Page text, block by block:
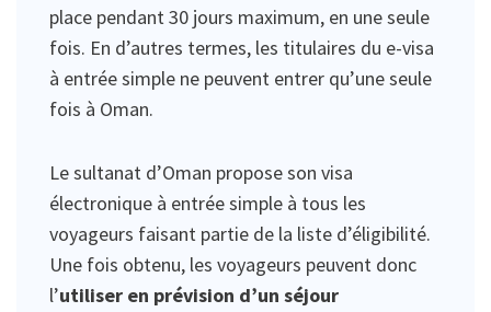
place pendant 30 jours maximum, en une seule
fois. En d’autres termes, les titulaires du e-visa
à entrée simple ne peuvent entrer qu’une seule
fois à Oman.
Le sultanat d’Oman propose son visa
électronique à entrée simple à tous les
voyageurs faisant partie de la liste d’éligibilité.
Une fois obtenu, les voyageurs peuvent donc
l’utiliser en prévision d’un séjour